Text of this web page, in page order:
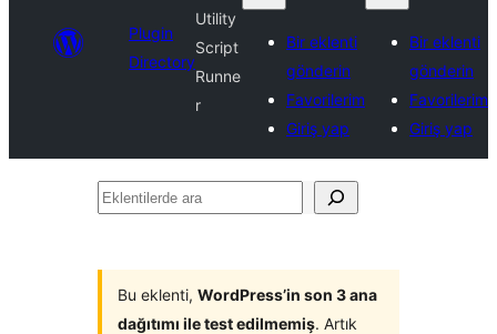
Plugin
Directory
Utility
Script
Runne
r
Bir eklenti
gönderin
Favorilerim
Giriş yap
Bir eklenti
gönderin
Favorilerim
Giriş yap
Eklentilerde
Bu eklenti, WordPress’in son 3 ana
dağıtımı ile test edilmemiş. Artık